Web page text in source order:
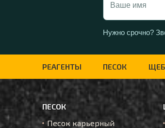
Нужно срочно?
РЕАГЕНТЫ ПЕСОК
ПЕСОК
Песок карьерный